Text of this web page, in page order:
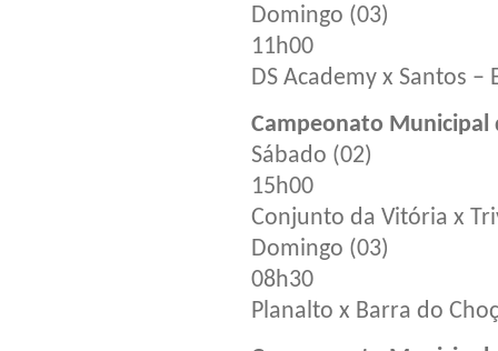
Domingo (03)
11h00
DS Academy x Santos –
Campeonato Municipal
Sábado (02)
15h00
Conjunto da Vitória x
Domingo (03)
08h30
Planalto x Barra do